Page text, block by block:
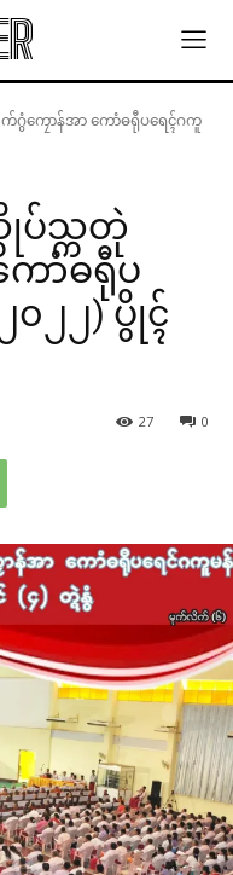
ဂွံကၠောန်အာ ကောံဓရီုပရေၚ်ဂကူ
ပ်သ္ကတုဲ
ာံဓရီုပ
၀၂၂) ပွိုၚ်
0
27